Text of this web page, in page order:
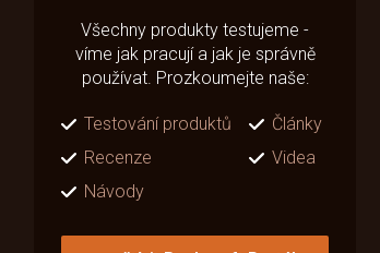
Všechny produkty testujeme -
víme jak pracují a jak je správně
používat. Prozkoumejte naše:
Testování produktů
Články
Recenze
Videa
Návody